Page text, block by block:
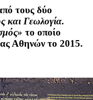
τους δύο
και Γεωλογία.
το οποίο
Αθηνών το 2015.